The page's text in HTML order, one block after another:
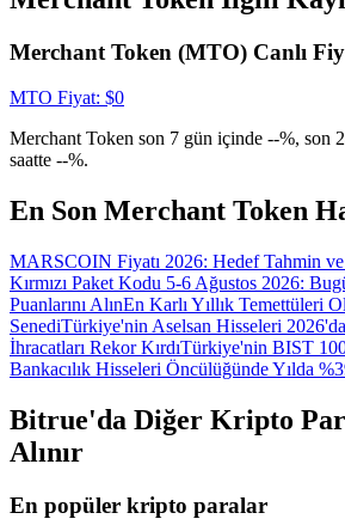
Merchant Token (MTO) Canlı
MTO Fiyat: $0
Merchant Token son 7 gün içinde --%, son
saatte --%.
En Son Merchant Token
MARSCOIN Fiyatı 2026: Hedef Tahmin
Kırmızı Paket Kodu 5-6 Ağustos 2026:
Puanlarını AlınEn Karlı Yıllık Temettüleri
SenediTürkiye'nin Aselsan Hisseleri
İhracatları Rekor KırdıTürkiye'nin BIST
Bankacılık Hisseleri Öncülüğünde Yılda
Bitrue'da Diğer Kripto
Alınır
En popüler kripto paralar